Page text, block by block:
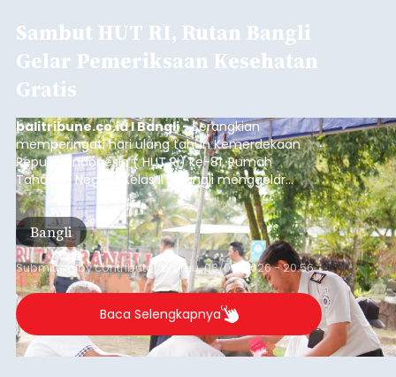
Sambut HUT RI, Rutan Bangli
Gelar Pemeriksaan Kesehatan
Gratis
balitribune.co.id I Bangli -Serangkian
memperingati hari ulang tahun Kemerdekaan
Republik Indonesia ( HUT RI) ke-81, Rumah
Tahanan Negara Kelas II B Bangli menggelar
kegiatan pemeriksaan kesehatan gratis, Rabu
(6/8/2026).
Bangli
Submitted bycontributor Thu, 08/06/2026 - 20:56
Baca Selengkapnya